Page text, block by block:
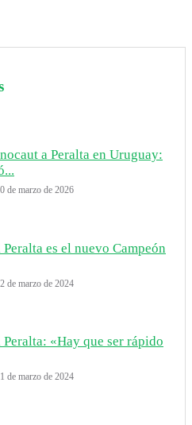
a Peralta en Uruguay:
de marzo de 2026
es el nuevo Campeón
de marzo de 2024
«Hay que ser rápido
de marzo de 2024